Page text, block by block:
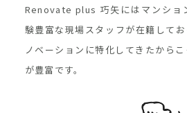
Renovate plus 巧矢にはマンショ
験豊富な現場スタッフが在籍して
ノベーションに特化してきたから
が豊富です。